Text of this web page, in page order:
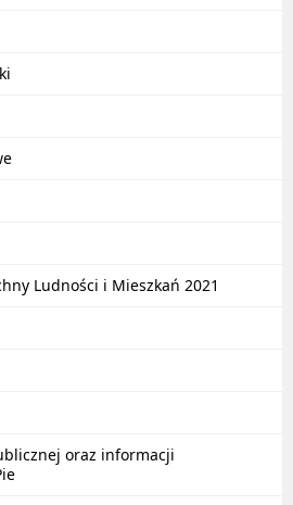
Ludności i Mieszkań 2021
oraz informacji